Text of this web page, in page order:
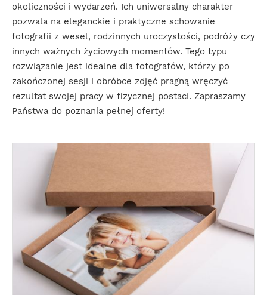
okoliczności i wydarzeń. Ich uniwersalny charakter
pozwala na eleganckie i praktyczne schowanie
fotografii z wesel, rodzinnych uroczystości, podróży czy
innych ważnych życiowych momentów. Tego typu
rozwiązanie jest idealne dla fotografów, którzy po
zakończonej sesji i obróbce zdjęć pragną wręczyć
rezultat swojej pracy w fizycznej postaci. Zapraszamy
Państwa do poznania pełnej oferty!